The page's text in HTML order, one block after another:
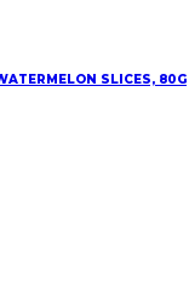
SLICES, 80G